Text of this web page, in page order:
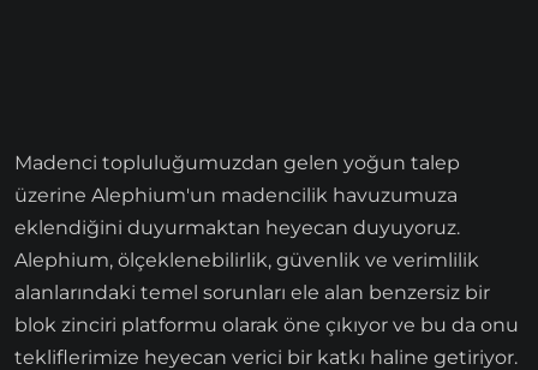
Madenci topluluğumuzdan gelen yoğun talep
üzerine Alephium'un madencilik havuzumuza
eklendiğini duyurmaktan heyecan duyuyoruz.
Alephium, ölçeklenebilirlik, güvenlik ve verimlilik
alanlarındaki temel sorunları ele alan benzersiz bir
blok zinciri platformu olarak öne çıkıyor ve bu da onu
tekliflerimize heyecan verici bir katkı haline getiriyor.